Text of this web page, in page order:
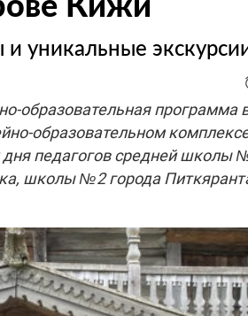
уникальные
образовательная программа
образовательном
дня педагогов средней школы
школы №2 города